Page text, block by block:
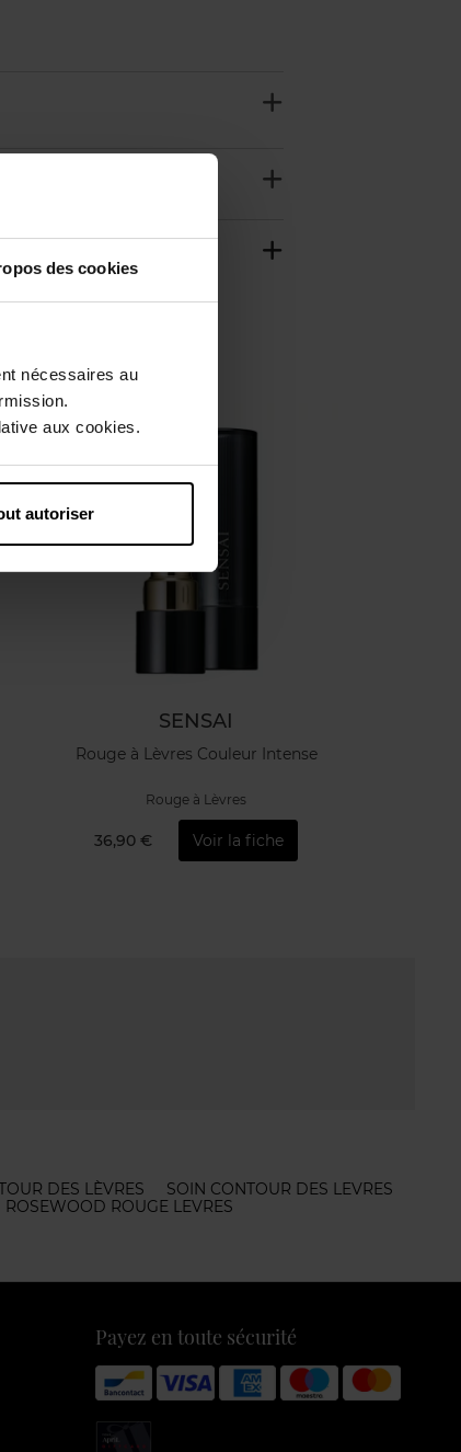
des cookies
nécessaires au
aux cookies.
autoriser
SENSAI
Rouge à Lèvres Couleur Intense
Rouge à Lèvres
36,90 € Voir la fiche
DES LÈVRES
SOIN CONTOUR DES LEVRES
ROSEWOOD ROUGE LEVRES
Payez en toute sécurité